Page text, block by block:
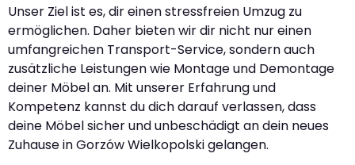
Unser Ziel ist es, dir einen stressfreien Umzug zu
ermöglichen. Daher bieten wir dir nicht nur einen
umfangreichen Transport-Service, sondern auch
zusätzliche Leistungen wie Montage und Demontage
deiner Möbel an. Mit unserer Erfahrung und
Kompetenz kannst du dich darauf verlassen, dass
deine Möbel sicher und unbeschädigt an dein neues
Zuhause in Gorzów Wielkopolski gelangen.